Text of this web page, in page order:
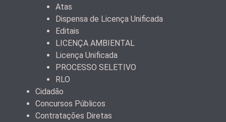
Atas
Dispensa de Licença Unificada
Editais
LICENÇA AMBIENTAL
Licença Unificada
PROCESSO SELETIVO
RLO
Cidadão
Concursos Públicos
Contratações Diretas